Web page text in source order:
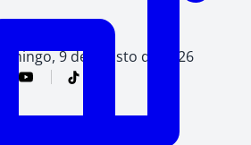
domingo, 9 de agosto de 2026